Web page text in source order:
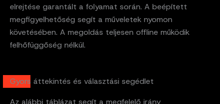
elrejtése garantált a folyamat során. A beépített
megfigyelhetőség segít a műveletek nyomon
követésében. A megoldás teljesen offline működik
felhőfüggőség nélkül.
Gyors áttekintés és választási segédlet